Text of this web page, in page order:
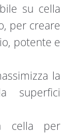
su cella
per creare
potente e
la
superfici
cella per